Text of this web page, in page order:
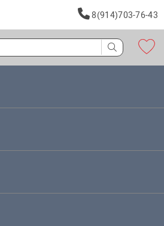
8(914)703-76-43